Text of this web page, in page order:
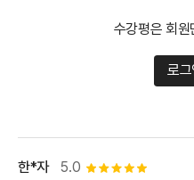
수강평은 회
로그
5.0 별점 5개
한*자